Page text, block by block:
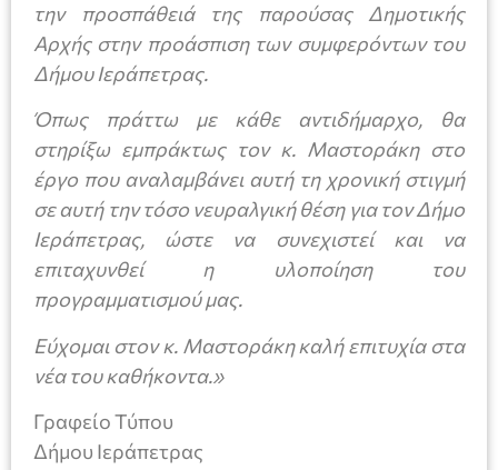
την προσπάθειά της παρούσας Δημοτικής
Αρχής στην προάσπιση των συμφερόντων του
Δήμου Ιεράπετρας.
Όπως πράττω με κάθε αντιδήμαρχο, θα
στηρίξω εμπράκτως τον κ. Μαστοράκη στο
έργο που αναλαμβάνει αυτή τη χρονική στιγμή
σε αυτή την τόσο νευραλγική θέση για τον Δήμο
Ιεράπετρας, ώστε να συνεχιστεί και να
επιταχυνθεί η υλοποίηση του
προγραμματισμού μας.
Εύχομαι στον κ. Μαστοράκη καλή επιτυχία στα
νέα του καθήκοντα.»
Γραφείο Τύπου
Δήμου Ιεράπετρας